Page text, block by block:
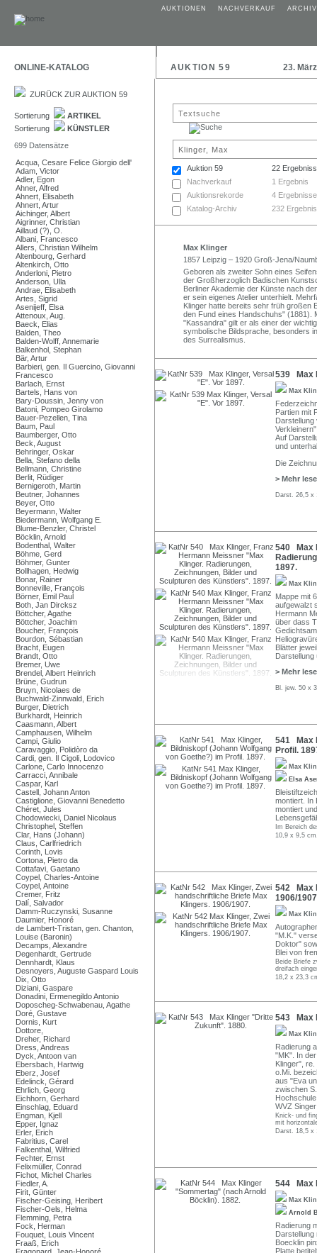
AUKTIONEN NACHVERKAUF ARCHIV
ONLINE-KATALOG AUKTION 59 23.
ZURÜCK ZUR AUKTION 59
Sortierung
ARTIKEL
Sortierung
KÜNSTLER
699 Datensätze
Acqua, Cesare Felice Giorgio dell'
Adam, Victor
Adler, Egon
Ahner, Alfred
Ahnert, Elisabeth
Ahnert, Artur
Aichinger, Albert
Aigrinner, Christian
Aillaud (?), O.
Albani, Francesco
Allers, Christian Wilhelm
Altenbourg, Gerhard
Altenkirch, Otto
Anderloni, Pietro
Anderson, Ulla
Andrae, Elisabeth
Artes, Sigrid
Asenijeff, Elsa
Attenoux, Aug.
Baeck, Elias
Balden, Theo
Balden-Wolff, Annemarie
Balkenhol, Stephan
Bär, Artur
Barbieri, gen. Il Guercino, Giovanni
Francesco
Barlach, Ernst
Bartels, Hans von
Bary-Doussin, Jenny von
Batoni, Pompeo Girolamo
Bauer-Pezellen, Tina
Baum, Paul
Baumberger, Otto
Beck, August
Behringer, Oskar
Bella, Stefano della
Bellmann, Christine
Berlit, Rüdiger
Bernigeroth, Martin
Beutner, Johannes
Beyer, Otto
Beyermann, Walter
Biedermann, Wolfgang E.
Blume-Benzler, Christel
Böcklin, Arnold
Bodenthal, Walter
Böhme, Gerd
Böhmer, Gunter
Bollhagen, Hedwig
Bonar, Rainer
Bonneville, François
Börner, Emil Paul
Both, Jan Dircksz
Böttcher, Agathe
Böttcher, Joachim
Boucher, François
Bourdon, Sébastian
Bracht, Eugen
Brandt, Otto
Bremer, Uwe
Brendel, Albert Heinrich
Brüne, Gudrun
Bruyn, Nicolaes de
Buchwald-Zinnwald, Erich
Burger, Dietrich
Burkhardt, Heinrich
Caasmann, Albert
Camphausen, Wilhelm
Campi, Giulio
Caravaggio, Polidòro da
Cardi, gen. Il Cigoli, Lodovico
Carlone, Carlo Innocenzo
Carracci, Annibale
Caspar, Karl
Castell, Johann Anton
Castiglione, Giovanni Benedetto
Chéret, Jules
Chodowiecki, Daniel Nicolaus
Christophel, Steffen
Clar, Hans (Johann)
Claus, Carlfriedrich
Corinth, Lovis
Cortona, Pietro da
Cottafavi, Gaetano
Coypel, Charles-Antoine
Coypel, Antoine
Cremer, Fritz
Dalí, Salvador
Damm-Ruczynski, Susanne
Daumier, Honoré
de Lambert-Tristan, gen. Chanton,
Louise (Baronin)
Decamps, Alexandre
Degenhardt, Gertrude
Dennhardt, Klaus
Desnoyers, Auguste Gaspard Louis
Dix, Otto
Diziani, Gaspare
Donadini, Ermenegildo Antonio
Doposcheg-Schwabenau, Agathe
Doré, Gustave
Dornis, Kurt
Dottore,
Dreher, Richard
Dress, Andreas
Dyck, Antoon van
Ebersbach, Hartwig
Eberz, Josef
Edelinck, Gérard
Ehrlich, Georg
Eichhorn, Gerhard
Einschlag, Eduard
Engman, Kjell
Epper, Ignaz
Erler, Erich
Fabritius, Carel
Falkenthal, Wilfried
Fechter, Ernst
Felixmüller, Conrad
Fichot, Michel Charles
Fiedler, A.
Firit, Günter
Fischer-Geising, Heribert
Fischer-Oels, Helma
Flemming, Petra
Fock, Herman
Fouquet, Louis Vincent
Fraaß, Erich
Auktion 59
22
Nachverkauf
1 Ergebnis
Auktionsrekorde
4 Ergebnisse
Katalog-Archiv
232
Max Klinger
1857 Leipzig – 1920 Groß-Jena/
Geboren als zweiter Sohn eines
der Großherzoglich Badischen
Berliner Akademie der Künste nach
er sein eigenes Atelier unterhielt.
Klinger hatte bereits sehr früh großen
den Fund eines Handschuhs" (1881).
"Kassandra" gilt er als einer der
symbolische Bildsprache, besonders
des Surrealismus.
539 Max
Max
Partien mit
Darstellung
Auf
und
Die
> Mehr
Darst. 26,5 x
540 Max
1897.
Max
Mappe mit
aufgewalzt
Hermann
über dass
Blätter
Darstellung
> Mehr
Bl. jew. 50 x
541 Max
Profil.
Max
Elsa
montiert. In
montiert
Im Bereich
10,9 x 9,5
542 Max
1906/
Max
"M.K."
Doktor"
Blei von
Beide Briefe
dreifach
18,2 x 23,3
543 Max
Max
Radierung
"MK". In
Klinger",
o.Mi.
aus "Eva
zwischen
WVZ
Knick- und
mit
Darst. 18,5 x
544 Max
Max
Arnold
Radierung
Darstellung
Boecklin
Platte